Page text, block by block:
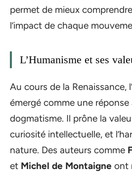
permet de mieux
l’impact de chaque
L’Humanisme et ses
Au cours de la Renaissance,
émergé comme une réponse
dogmatisme. Il prône la
curiosité intellectuelle, et
nature. Des auteurs comme
et Michel de Montaigne ont